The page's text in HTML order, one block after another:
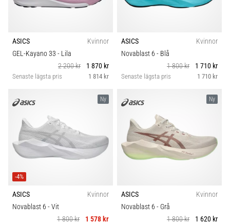
ASICS
Kvinnor
GEL-Kayano 33 - Lila
2 200 kr
1 870 kr
Senaste lägsta pris 1 814 kr
ASICS
Kvinnor
Novablast 6 - Blå
1 800 kr
1 710 kr
Senaste lägsta pris 1 710 kr
Ny
-4%
ASICS
Kvinnor
Novablast 6 - Vit
1 800 kr
1 578 kr
Ny
ASICS
Kvinnor
Novablast 6 - Grå
1 800 kr
1 620 kr